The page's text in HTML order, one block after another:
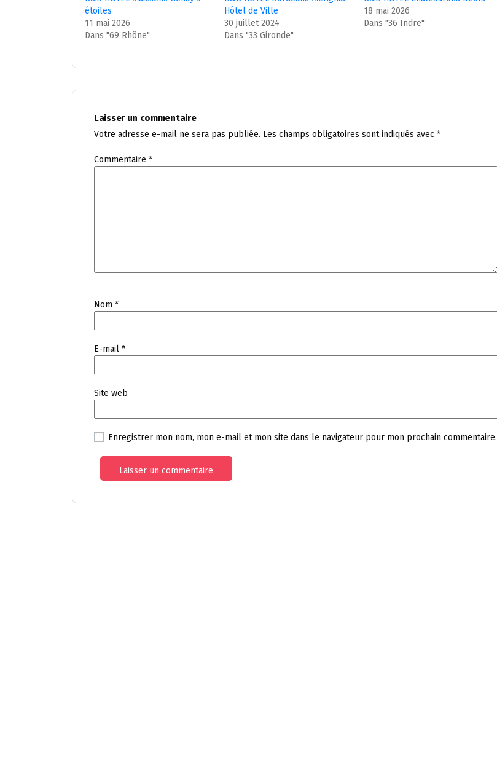
étoiles
11 mai 2026
Dans "69 Rhône"
Hôtel de Ville
30 juillet 2024
Dans "33 Gironde"
18 mai 2026
Dans "36 Indre"
Laisser un commentaire
Votre adresse e-mail ne sera pas publiée. Les champs obligatoires sont indiqués avec *
Commentaire *
Nom *
E-mail *
Site web
Enregistrer mon nom, mon e-mail et mon site dans le navigateur pour mon prochain commentaire.